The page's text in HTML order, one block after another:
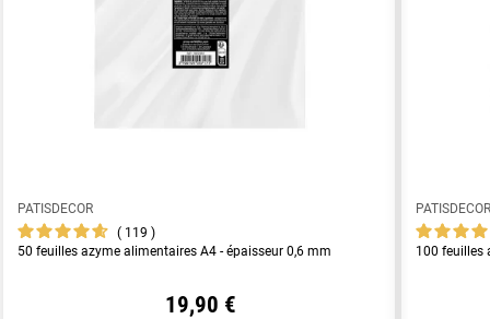
PATISDECOR
119
50 feuilles azyme alimentaires A4 - épaisseur 0,6 mm
19,90 €
100 feuilles